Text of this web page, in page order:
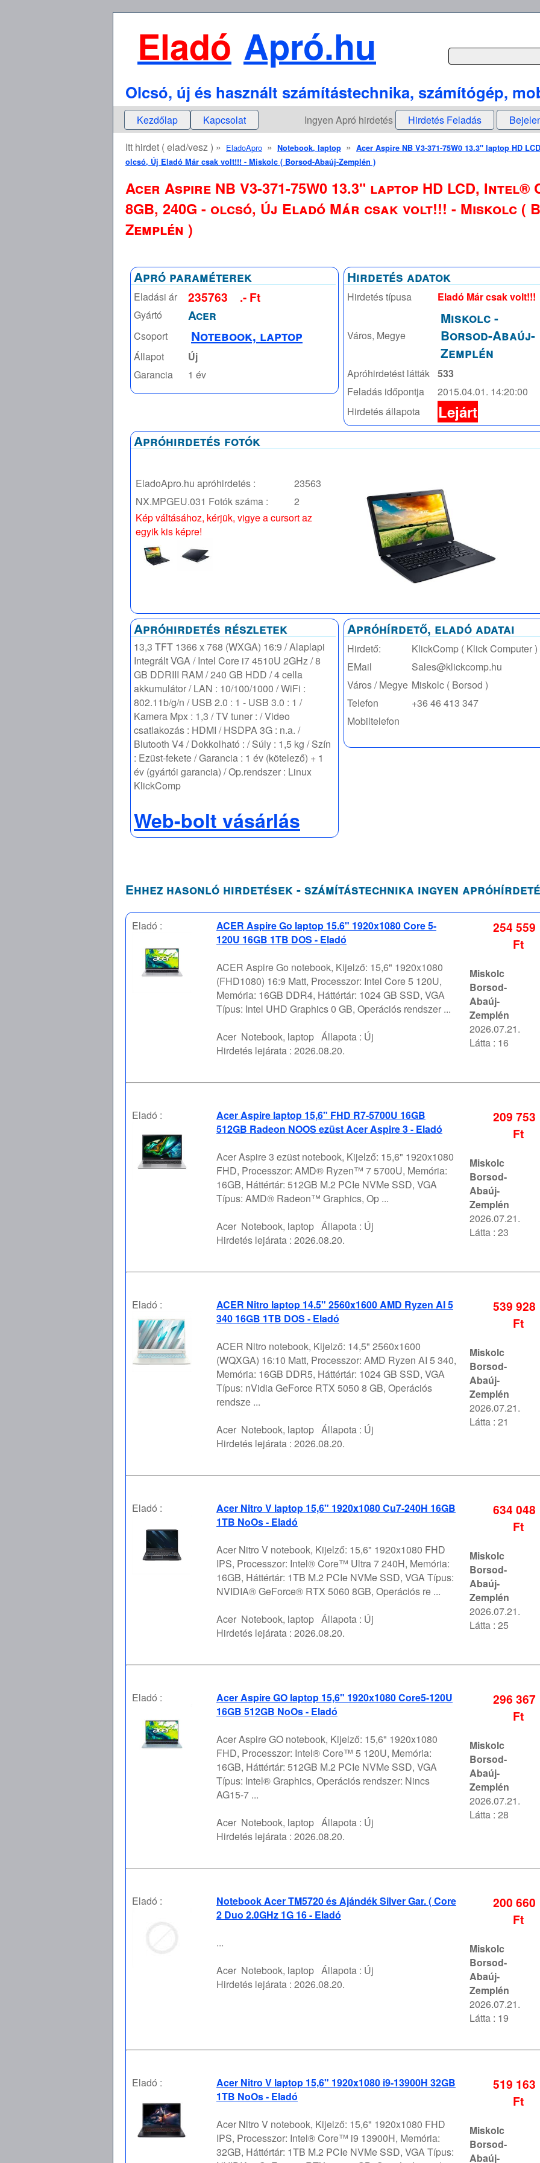
Eladó Apró.hu
Olcsó, új és használt számítástechnika, számítógép,
Kezdőlap Kapcsolat Ingyen Apró hirdetés Hirdetés Feladás
Itt hirdet ( elad/vesz ) » EladoApro » Notebook, laptop » Acer Aspire NB V3-371-75W0 13.3" laptop HD
olcsó, Új Eladó Már csak volt!!! - Miskolc ( Borsod-Abaúj-Zemplén )
Acer Aspire NB V3-371-75W0 13.3" laptop HD LCD, Intel®
8GB, 240G - olcsó, Új Eladó Már csak volt!!! - Miskolc (
Zemplén )
Apró paraméterek
Eladási ár 235763 .- Ft
Gyártó Acer
Csoport Notebook, laptop
Állapot
Új
Garancia
1 év
Hirdetés adatok
Hirdetés típusa Eladó Már csak volt!!!
Város, Megye
Miskolc -
Borsod-Abaúj-
Zemplén
Apróhirdetést látták 533
Feladás időpontja
2015.04.01. 14:20:00
Hirdetés állapota
Lejárt
Apróhirdetés fotók
EladoApro.hu apróhirdetés :
23563
NX.MPGEU.031 Fotók száma :
2
Kép váltásához, kérjük, vigye a cursort az
egyik kis képre!
Apróhirdetés részletek
13,3 TFT 1366 x 768 (WXGA) 16:9 / Alaplapi
Integrált VGA / Intel Core i7 4510U 2GHz / 8
GB DDRIII RAM / 240 GB HDD / 4 cella
akkumulátor / LAN : 10/100/1000 / WiFi :
802.11b/g/n / USB 2.0 : 1 - USB 3.0 : 1 /
Kamera Mpx : 1,3 / TV tuner : / Video
csatlakozás : HDMI / HSDPA 3G : n.a. /
Blutooth V4 / Dokkolható : / Súly : 1,5 kg / Szín
: Ezüst-fekete / Garancia : 1 év (kötelező) + 1
év (gyártói garancia) / Op.rendszer : Linux
KlickComp
Web-bolt vásárlás
Apróhírdető, eladó adatai
Hirdető:
KlickComp ( Klick Computer )
EMail
Sales@klickcomp.hu
Város / Megye Miskolc ( Borsod )
Telefon
+36 46 413 347
Mobiltelefon
Ehhez hasonló hirdetések - számítástechnika ingyen
Eladó :
ACER Aspire Go laptop 15.6" 1920x1080 Core 5-
120U 16GB 1TB DOS - Eladó
ACER Aspire Go notebook, Kijelző: 15,6" 1920x1080
(FHD1080) 16:9 Matt, Processzor: Intel Core 5 120U,
Memória: 16GB DDR4, Háttértár: 1024 GB SSD, VGA
Típus: Intel UHD Graphics 0 GB, Operációs rendszer ...
Acer Notebook, laptop Állapota : Új
Hirdetés lejárata : 2026.08.20.
254 559
Ft
Miskolc
Borsod-
Abaúj-
Zemplén
2026.07.21.
Látta : 16
Eladó :
Acer Aspire laptop 15,6" FHD R7-5700U 16GB
512GB Radeon NOOS ezüst Acer Aspire 3 - Eladó
Acer Aspire 3 ezüst notebook, Kijelző: 15,6" 1920x1080
FHD, Processzor: AMD® Ryzen™ 7 5700U, Memória:
16GB, Háttértár: 512GB M.2 PCIe NVMe SSD, VGA
Típus: AMD® Radeon™ Graphics, Op ...
Acer Notebook, laptop Állapota : Új
Hirdetés lejárata : 2026.08.20.
209 753
Ft
Miskolc
Borsod-
Abaúj-
Zemplén
2026.07.21.
Látta : 23
Eladó :
ACER Nitro laptop 14.5" 2560x1600 AMD Ryzen AI 5
340 16GB 1TB DOS - Eladó
ACER Nitro notebook, Kijelző: 14,5" 2560x1600
(WQXGA) 16:10 Matt, Processzor: AMD Ryzen AI 5 340,
Memória: 16GB DDR5, Háttértár: 1024 GB SSD, VGA
Típus: nVidia GeForce RTX 5050 8 GB, Operációs
rendsze ...
Acer Notebook, laptop Állapota : Új
Hirdetés lejárata : 2026.08.20.
539 928
Ft
Miskolc
Borsod-
Abaúj-
Zemplén
2026.07.21.
Látta : 21
Eladó :
Acer Nitro V laptop 15,6" 1920x1080 Cu7-240H 16GB
1TB NoOs - Eladó
Acer Nitro V notebook, Kijelző: 15,6" 1920x1080 FHD
IPS, Processzor: Intel® Core™ Ultra 7 240H, Memória:
16GB, Háttértár: 1TB M.2 PCIe NVMe SSD, VGA Típus:
NVIDIA® GeForce® RTX 5060 8GB, Operációs re ...
Acer Notebook, laptop Állapota : Új
Hirdetés lejárata : 2026.08.20.
634 048
Ft
Miskolc
Borsod-
Abaúj-
Zemplén
2026.07.21.
Látta : 25
Eladó :
Acer Aspire GO laptop 15,6" 1920x1080 Core5-120U
16GB 512GB NoOs - Eladó
Acer Aspire GO notebook, Kijelző: 15,6" 1920x1080
FHD, Processzor: Intel® Core™ 5 120U, Memória:
16GB, Háttértár: 512GB M.2 PCIe NVMe SSD, VGA
Típus: Intel® Graphics, Operációs rendszer: Nincs
AG15-7 ...
Acer Notebook, laptop Állapota : Új
Hirdetés lejárata : 2026.08.20.
296 367
Ft
Miskolc
Borsod-
Abaúj-
Zemplén
2026.07.21.
Látta : 28
Eladó :
Notebook Acer TM5720 és Ajándék Silver Gar. ( Core
2 Duo 2.0GHz 1G 16 - Eladó
...
Acer Notebook, laptop Állapota : Új
Hirdetés lejárata : 2026.08.20.
200 660
Ft
Miskolc
Borsod-
Abaúj-
Zemplén
2026.07.21.
Látta : 19
Eladó :
Acer Nitro V laptop 15,6" 1920x1080 i9-13900H 32GB
1TB NoOs - Eladó
Acer Nitro V notebook, Kijelző: 15,6" 1920x1080 FHD
IPS, Processzor: Intel® Core™ i9 13900H, Memória:
32GB, Háttértár: 1TB M.2 PCIe NVMe SSD, VGA Típus:
519 163
Ft
Miskolc
Borsod-
Abaúj-